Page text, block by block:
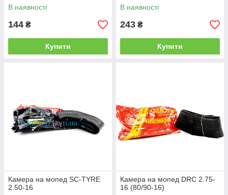
В наявності
144 ₴
Купити
В наявності
243 ₴
Купити
Камера на мопед SC-TYRE
2.50-16
Камера на мопед DRC 2.75-
16 (80/90-16)